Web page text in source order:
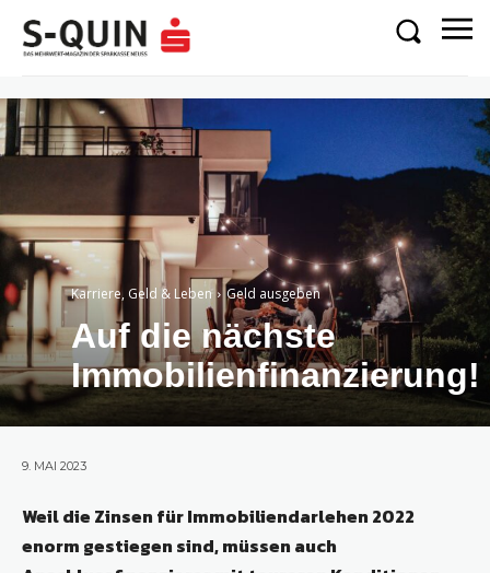
Karriere, Geld & Leben Geld ausgeben
Auf die nächste
Immobilienfinanzierung!
9. MAI 2023
Weil die Zinsen für Immobiliendarlehen 2022
enorm gestiegen sind, müssen auch